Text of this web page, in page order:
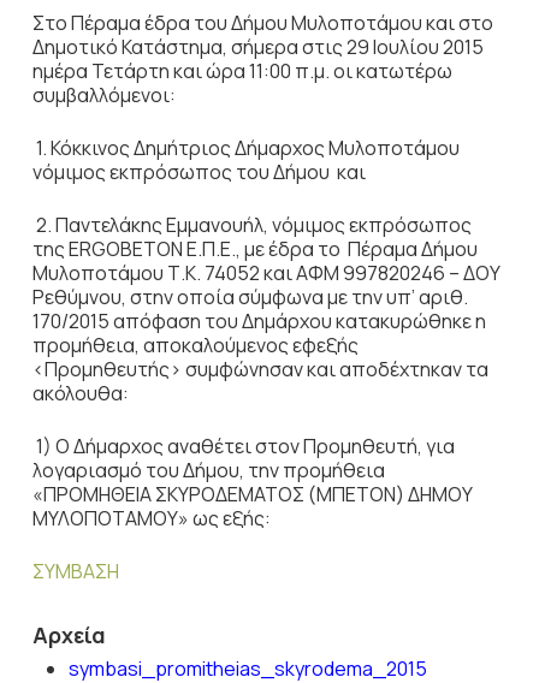
Στο Πέραµα έδρα του Δήμου Μυλοποτάµου και στο
Δημοτικό Κατάστημα, σήμερα στις 29 Ιουλίου 2015
ημέρα Τετάρτη και ώρα 11:00 π.µ. οι κατωτέρω
συµβαλλόµενοι:
1. Κόκκινος Δημήτριος Δήμαρχος Μυλοποτάµου
νόµιµος εκπρόσωπος του Δήμου και
2. Παντελάκης Εμμανουήλ, νόμιμος εκπρόσωπος
της ERGOBETON Ε.Π.Ε., µε έδρα το Πέραμα Δήμου
Μυλοποτάμου Τ.Κ. 74052 και ΑΦΜ 997820246 – ΔΟΥ
Ρεθύμνου, στην οποία σύμφωνα με την υπ’ αριθ.
170/2015 απόφαση του Δημάρχου κατακυρώθηκε η
προμήθεια, αποκαλούμενος εφεξής
<Προμηθευτής> συμφώνησαν και αποδέχτηκαν τα
ακόλουθα:
1) Ο Δήμαρχος αναθέτει στον Προμηθευτή, για
λογαριασμό του Δήμου, την προμήθεια
«ΠΡΟΜΗΘΕΙΑ ΣΚΥΡΟΔΕΜΑΤΟΣ (ΜΠΕΤΟΝ) ΔΗΜΟΥ
ΜΥΛΟΠΟΤΑΜΟΥ» ως εξής:
ΣΥΜΒΑΣΗ
Αρχεία
symbasi_promitheias_skyrodema_2015